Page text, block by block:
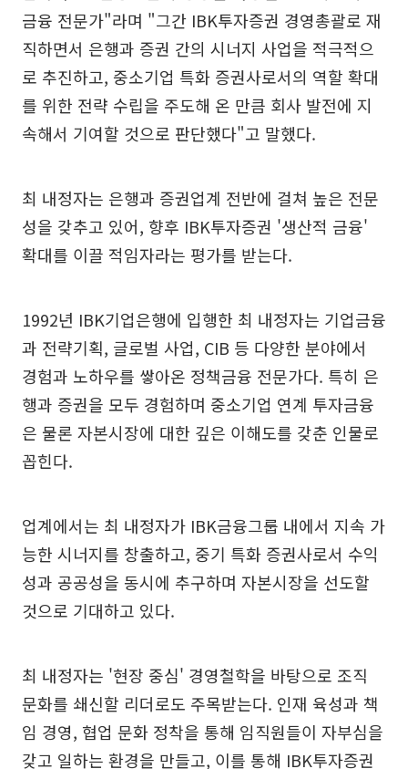
금융 전문가"라며 "그간 IBK투자증권 경영총괄로 재
직하면서 은행과 증권 간의 시너지 사업을 적극적으
로 추진하고, 중소기업 특화 증권사로서의 역할 확대
를 위한 전략 수립을 주도해 온 만큼 회사 발전에 지
속해서 기여할 것으로 판단했다"고 말했다.
최 내정자는 은행과 증권업계 전반에 걸쳐 높은 전문
성을 갖추고 있어, 향후 IBK투자증권 '생산적 금융'
확대를 이끌 적임자라는 평가를 받는다.
1992년 IBK기업은행에 입행한 최 내정자는 기업금융
과 전략기획, 글로벌 사업, CIB 등 다양한 분야에서
경험과 노하우를 쌓아온 정책금융 전문가다. 특히 은
행과 증권을 모두 경험하며 중소기업 연계 투자금융
은 물론 자본시장에 대한 깊은 이해도를 갖춘 인물로
꼽힌다.
업계에서는 최 내정자가 IBK금융그룹 내에서 지속 가
능한 시너지를 창출하고, 중기 특화 증권사로서 수익
성과 공공성을 동시에 추구하며 자본시장을 선도할
것으로 기대하고 있다.
최 내정자는 '현장 중심' 경영철학을 바탕으로 조직
문화를 쇄신할 리더로도 주목받는다. 인재 육성과 책
임 경영, 협업 문화 정착을 통해 임직원들이 자부심을
갖고 일하는 환경을 만들고, 이를 통해 IBK투자증권